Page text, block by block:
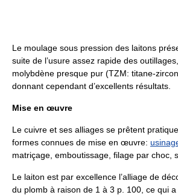
Le moulage sous pression des laitons
suite de l’usure assez rapide des
molybdène presque pur (TZM: titane-
donnant cependant d’excellents résultats.
Mise en œuvre
Le cuivre et ses alliages se prêtent
formes connues de mise en œuvre:
matriçage, emboutissage, filage par choc,
Le laiton est par excellence l’alliage de
du plomb à raison de 1 à 3 p. 100, ce qui